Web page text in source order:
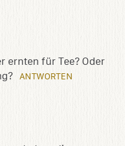
ernten für Tee? Oder
ANTWORTEN